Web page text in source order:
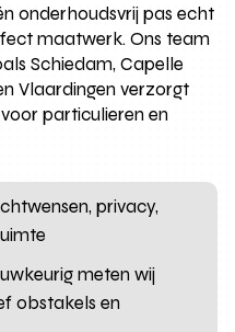
onderhoudsvrij pas echt
maatwerk. Ons team
Schiedam, Capelle
Vlaardingen verzorgt
particulieren en
privacy,
meten wij
obstakels en